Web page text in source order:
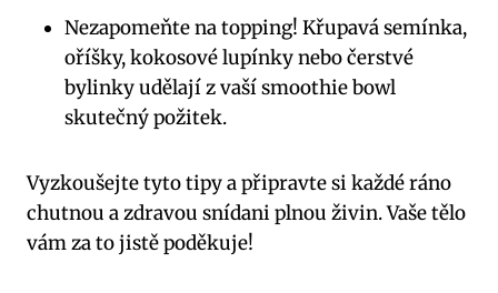
Nezapomeňte na topping! Křupavá semínka,
oříšky, kokosové lupínky nebo čerstvé
bylinky udělají z vaší smoothie bowl
skutečný požitek.
Vyzkoušejte tyto tipy a připravte si každé ráno
chutnou a zdravou snídani plnou živin. Vaše tělo
vám za to jistě poděkuje!